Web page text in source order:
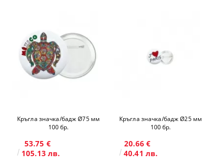
Кръгла значка/бадж Ø75 мм
100 бр.
53.75 €
105.13 лв.
Кръгла значка/бадж Ø25 мм
100 бр.
20.66 €
40.41 лв.